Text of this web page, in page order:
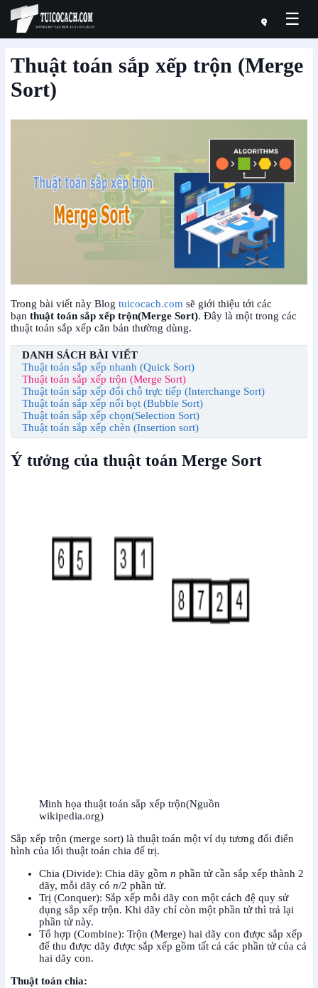
☰
Thuật toán sắp xếp trộn (Merge
Sort)
Trong bài viết này Blog tuicocach.com sẽ giới thiệu tới các
bạn thuật toán sắp xếp trộn(Merge Sort). Đây là một trong các
thuật toán sắp xếp căn bản thường dùng.
DANH SÁCH BÀI VIẾT
Thuật toán sắp xếp nhanh (Quick Sort)
Thuật toán sắp xếp trộn (Merge Sort)
Thuật toán sắp xếp đổi chỗ trực tiếp (Interchange Sort)
Thuật toán sắp xếp nổi bọt (Bubble Sort)
Thuật toán sắp xếp chọn(Selection Sort)
Thuật toán sắp xếp chèn (Insertion sort)
Ý tưởng của thuật toán Merge Sort
Minh họa thuật toán sắp xếp trộn(Nguồn
wikipedia.org)
Sắp xếp trộn (merge sort) là thuật toán một ví dụ tương đối điển
hình của lối thuật toán chia để trị.
Chia (Divide): Chia dãy gồm n phần tử cần sắp xếp thành 2
dãy, mỗi dãy có n/2 phần tử.
Trị (Conquer): Sắp xếp mỗi dãy con một cách đệ quy sử
dụng sắp xếp trộn. Khi dãy chỉ còn một phần tử thì trả lại
phần tử này.
Tổ hợp (Combine): Trộn (Merge) hai dãy con được sắp xếp
để thu được dãy được sắp xếp gồm tất cả các phần tử của cả
hai dãy con.
Thuật toán chia: